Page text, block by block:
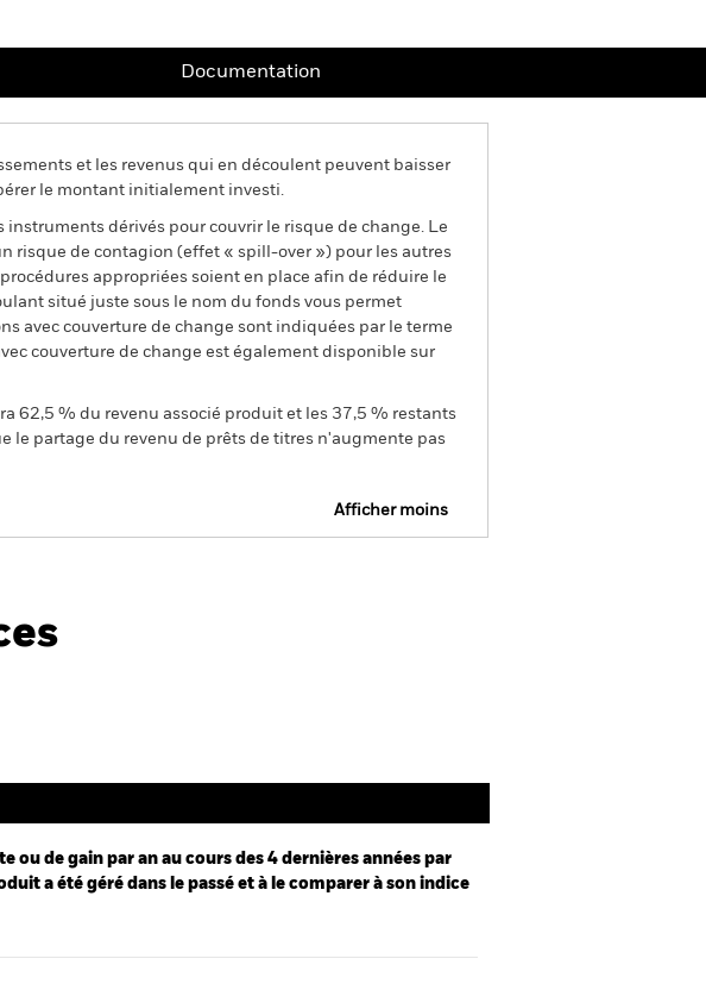
Documentation
et les revenus qui en découlent peuvent baisser
le montant initialement investi.
instruments dérivés pour couvrir le risque de change. Le
risque de contagion (effet « spill-over ») pour les autres
appropriées soient en place afin de réduire le
situé juste sous le nom du fonds vous permet
avec couverture de change sont indiquées par le terme
couverture de change est également disponible sur
62,5 % du revenu associé produit et les 37,5 % restants
le partage du revenu de prêts de titres n'augmente pas
Afficher moins
de gain par an au cours des 4 dernières années par
a été géré dans le passé et à le comparer à son indice